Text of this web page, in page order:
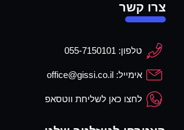
צרו קשר
טלפון: 055-7150101
אימייל: office@gissi.co.il
לחצו כאן לשליחת ווטסאפ